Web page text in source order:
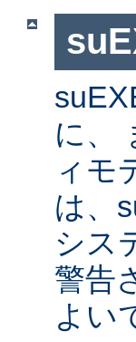
に、
ィモ
は、
シス
警告
よい